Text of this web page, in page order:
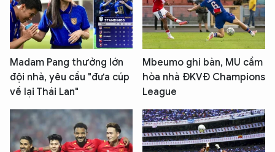
Madam Pang thưởng lớn
đội nhà, yêu cầu "đưa cúp
về lại Thái Lan"
Mbeumo ghi bàn, MU cầm
hòa nhà ĐKVĐ Champions
League